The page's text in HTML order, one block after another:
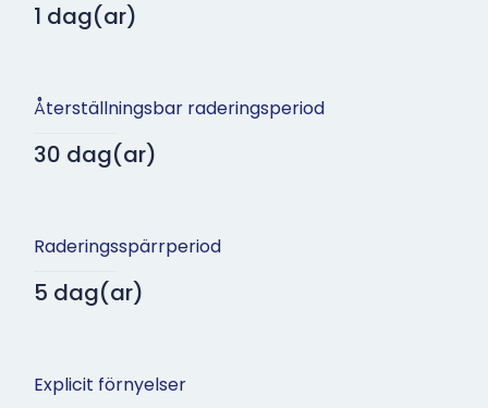
1 dag(ar)
Återställningsbar raderingsperiod
30 dag(ar)
Raderingsspärrperiod
5 dag(ar)
Explicit förnyelser